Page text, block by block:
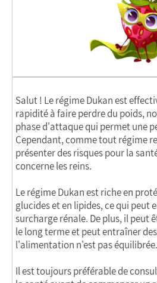
Salut ! Le régime Dukan est
rapidité à faire perdre du poids,
phase d'attaque qui permet une
Cependant, comme tout régime
présenter des risques pour la
concerne les reins.
Le régime Dukan est riche en
glucides et en lipides, ce qui peut
surcharge rénale. De plus, il peut
le long terme et peut entraîner
l'alimentation n'est pas équilibrée.
Il est toujours préférable de